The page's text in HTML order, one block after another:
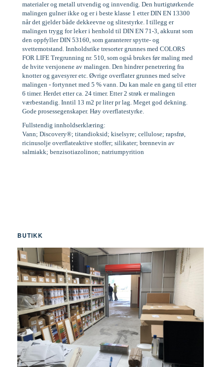
materialer og metall utvendig og innvendig. Den hurtigtørkende
malingen gulner ikke og er i beste klasse 1 etter DIN EN 13300
når det gjelder både dekkeevne og slitestyrke. I tillegg er
malingen trygg for leker i henhold til DIN EN 71-3, akkurat som
den oppfyller DIN 53160, som garanterer spytte- og
svettemotstand. Innholdsrike tresorter grunnes med COLORS
FOR LIFE Tregrunning nr. 510, som også brukes før maling med
de hvite versjonene av malingen. Den hindrer penetrering fra
knotter og gavesyrer etc. Øvrige overflater grunnes med selve
malingen - fortynnet med 5 % vann. Du kan male en gang til etter
6 timer. Herdet etter ca. 24 timer. Etter 2 strøk er malingen
værbestandig. Inntil 13 m2 pr liter pr lag. Meget god dekning.
Gode prosessegenskaper. Høy overflatestyrke.
Fullstendig innholdserklæring:
Vann; Discovery®; titandioksid; kiselsyre; cellulose; rapsfrø,
ricinusolje overflateaktive stoffer; silikater; brennevin av
salmiakk; benzisotiazolinon; natriumpyrition
BUTIKK